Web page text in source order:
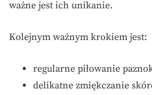
ważne jest ich unikanie.
Kolejnym ważnym krokiem jest:
regularne piłowanie
delikatne zmiękczanie